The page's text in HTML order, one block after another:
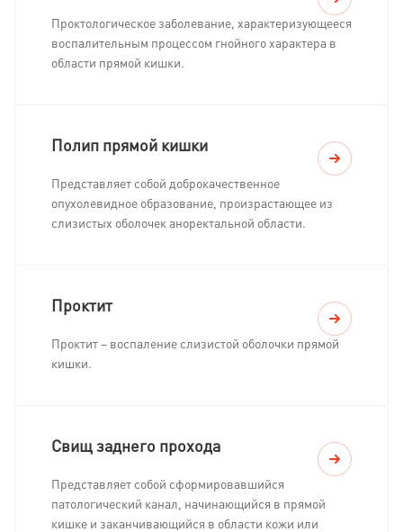
Проктологическое заболевание, характеризующееся
воспалительным процессом гнойного характера в
области прямой кишки.
Полип прямой кишки
Представляет собой доброкачественное
опухолевидное образование, произрастающее из
слизистых оболочек аноректальной области.
Проктит
Проктит – воспаление cлизистой оболочки прямой
кишки.
Свищ заднего прохода
Представляет собой сформировавшийся
патологический канал, начинающийся в прямой
кишке и заканчивающийся в области кожи или